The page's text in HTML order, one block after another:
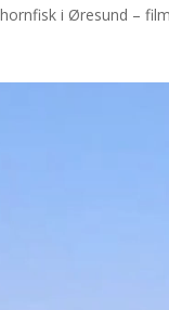
i Øresund –